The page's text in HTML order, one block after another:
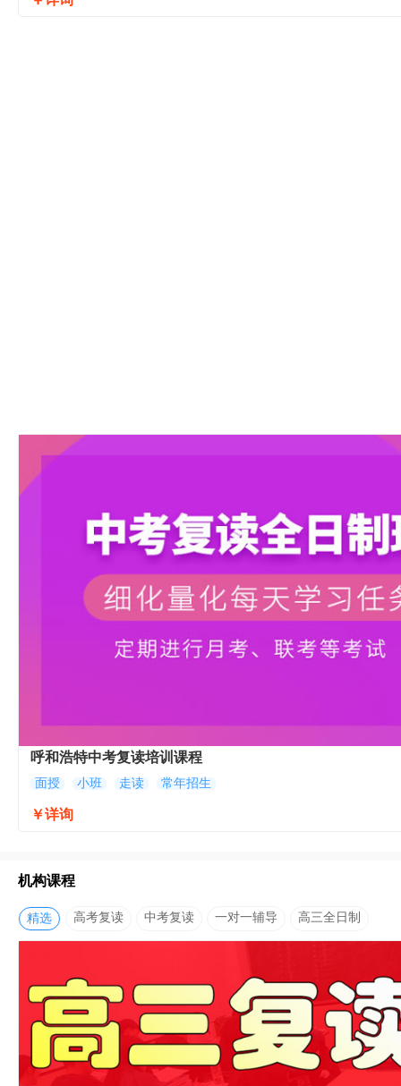
呼和浩特中考复读培训课程
面授 小班 走读 常年招生
￥详询
机构课程
精选 高考复读 中考复读 一对一辅导 高三全日制